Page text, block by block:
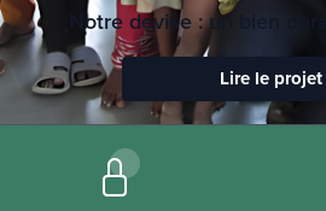
Notre devise : un bien
Lire le projet